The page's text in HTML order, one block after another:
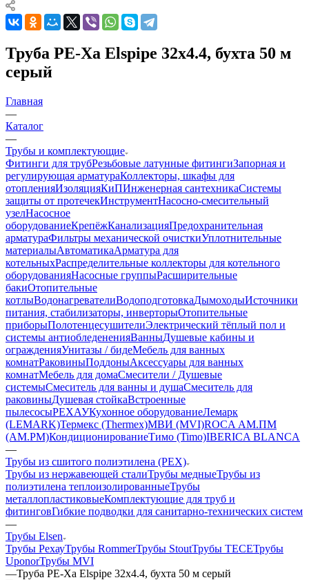
Труба PE-Xa Elspipe 32x4.4, бухта 50 м
серый
Главная
—
Каталог
—
Трубы и комплектующие
Фитинги для трубРезьбовые латунные фитингиЗапорная и
регулирующая арматураКоллекторы, шкафы для
отопленияИзоляцияКиПИнженерная сантехникаСистемы
защиты от протечекИнструментНасосно-смесительный
узелНасосное
оборудованиеКрепёжКанализацияПредохранительная
арматураФильтры механической очисткиУплотнительные
материалыАвтоматикаАрматура для
котельныхРаспределительные коллекторы для котельного
оборудованияНасосные группыРасширительные
бакиОтопительные
котлыВодонагревателиВодоподготовкаДымоходыИсточники
питания, стабилизаторы, инверторыОтопительные
приборыПолотенцесушителиЭлектрический тёплый пол и
системы антиобледененияВанныДушевые кабины и
огражденияУнитазы / бидеМебель для ванных
комнатРаковиныПоддоныАксессуары для ванных
комнатМебель для домаСмесители / Душевые
системыСмеситель для ванны и душаСмеситель для
раковиныДушевая стойкаВстроенные
пылесосыРЕХАУКухонное оборудованиеЛемарк
(LEMARK)Термекс (Thermex)МВИ (MVI)ROCA АМ.ПМ
(AM.PM)КондиционированиеТимо (Timo)IBERICA BLANCA
—
Трубы из сшитого полиэтилена (PEX)
Трубы из нержавеющей сталиТрубы медныеТрубы из
полиэтилена теплоизолированныеТрубы
металлопластиковыеКомплектующие для труб и
фитинговГибкие подводки для санитарно-технических систем
—
Трубы Elsen
Трубы РехауТрубы RommerТрубы StoutТрубы TECEТрубы
UponorТрубы MVI
—Труба PE-Xa Elspipe 32x4.4, бухта 50 м серый